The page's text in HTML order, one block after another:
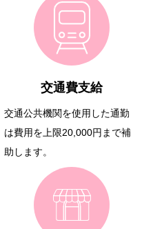
交通費支給
交通公共機関を使用した通勤
は費用を上限20,000円まで補
助します。